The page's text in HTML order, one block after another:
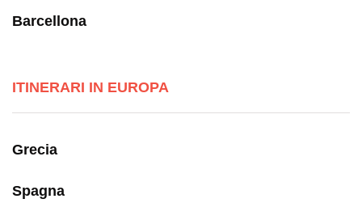
Barcellona
ITINERARI IN EUROPA
Grecia
Spagna